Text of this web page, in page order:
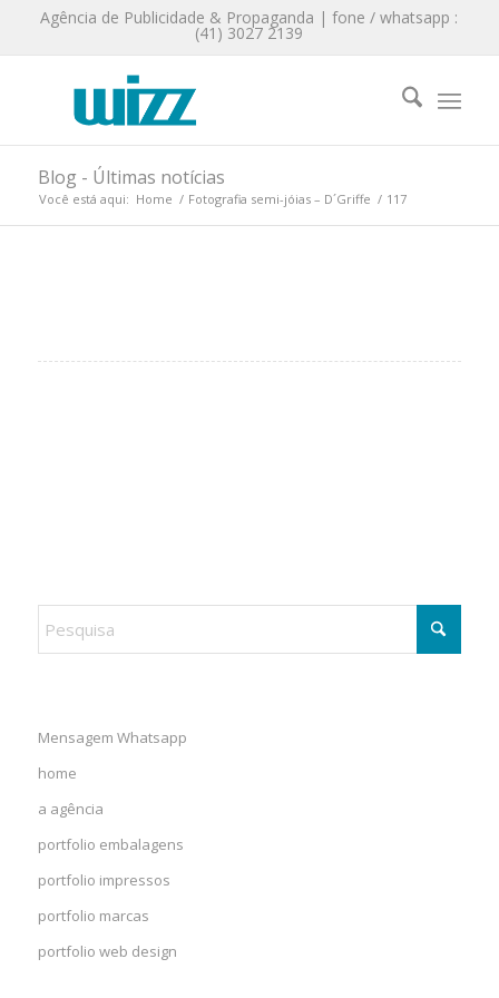
Agência de Publicidade & Propaganda | fone / whatsapp :
(41) 3027 2139
Blog - Últimas notícias
Você está aqui: Home / Fotografia semi-jóias – D´Griffe / 117
Mensagem Whatsapp
home
a agência
portfolio embalagens
portfolio impressos
portfolio marcas
portfolio web design